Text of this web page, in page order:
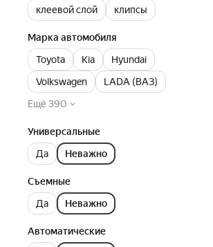
клеевой слой
клипсы
Марка автомобиля
Toyota
Kia
Hyundai
Volkswagen
LADA (ВАЗ)
Ещё 390
Универсальные
Да
Неважно
Съемные
Да
Неважно
Автоматические